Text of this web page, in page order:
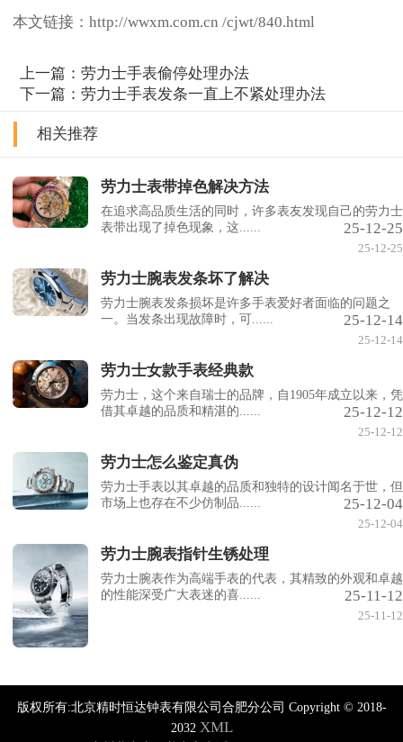
本文链接：http://wwxm.com.cn /cjwt/840.html
上一篇：劳力士手表偷停处理办法
下一篇：劳力士手表发条一直上不紧处理办法
相关推荐
劳力士表带掉色解决方法
在追求高品质生活的同时，许多表友发现自己的劳力士
表带出现了掉色现象，这......
25-12-25
25-12-25
劳力士腕表发条坏了解决
劳力士腕表发条损坏是许多手表爱好者面临的问题之
一。当发条出现故障时，可......
25-12-14
25-12-14
劳力士女款手表经典款
劳力士，这个来自瑞士的品牌，自1905年成立以来，凭
借其卓越的品质和精湛的......
25-12-12
25-12-12
劳力士怎么鉴定真伪
劳力士手表以其卓越的品质和独特的设计闻名于世，但
市场上也存在不少仿制品......
25-12-04
25-12-04
劳力士腕表指针生锈处理
劳力士腕表作为高端手表的代表，其精致的外观和卓越
的性能深受广大表迷的喜......
25-11-12
25-11-12
版权所有:北京精时恒达钟表有限公司合肥分公司 Copyright © 2018-
2032 XML